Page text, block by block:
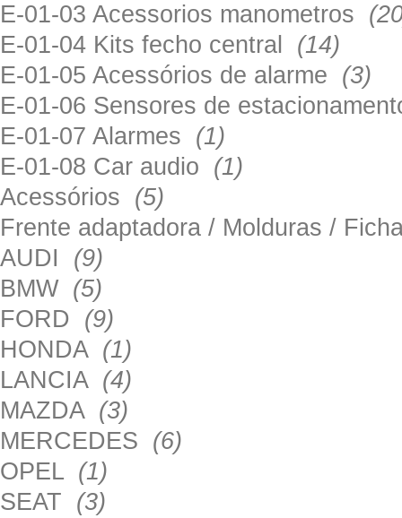
E-01-03 Acessorios manometros
E-01-04 Kits fecho central (14)
E-01-05 Acessórios de alarme (3)
E-01-06 Sensores de
E-01-07 Alarmes (1)
E-01-08 Car audio (1)
Acessórios (5)
Frente adaptadora / Molduras /
AUDI (9)
BMW (5)
FORD (9)
HONDA (1)
LANCIA (4)
MAZDA (3)
MERCEDES (6)
OPEL (1)
SEAT (3)